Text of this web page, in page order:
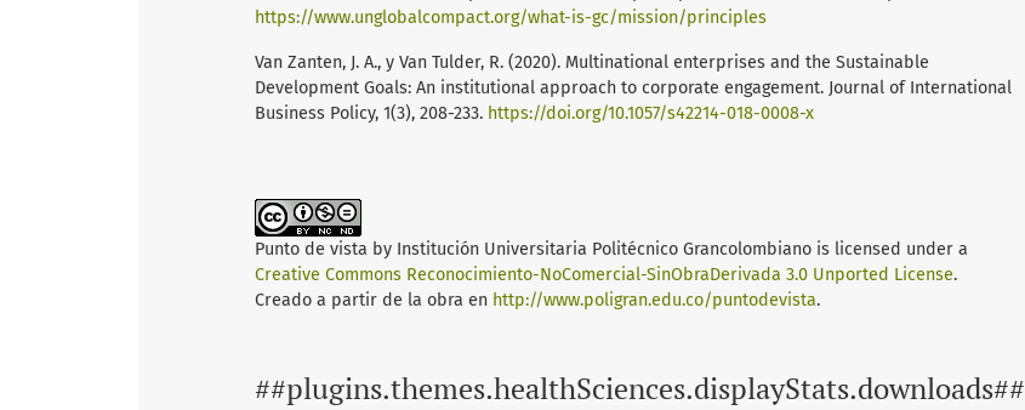
https://www.unglobalcompact.org/what-is-gc/mission/principles
Van Zanten, J. A., y Van Tulder, R. (2020). Multinational enterprises and the Sustainable
Development Goals: An institutional approach to corporate engagement. Journal of International
Business Policy, 1(3), 208-233. https://doi.org/10.1057/s42214-018-0008-x
Punto de vista by Institución Universitaria Politécnico Grancolombiano is licensed under a
Creative Commons Reconocimiento-NoComercial-SinObraDerivada 3.0 Unported License.
Creado a partir de la obra en http://www.poligran.edu.co/puntodevista.
##plugins.themes.healthSciences.displayStats.downloads##